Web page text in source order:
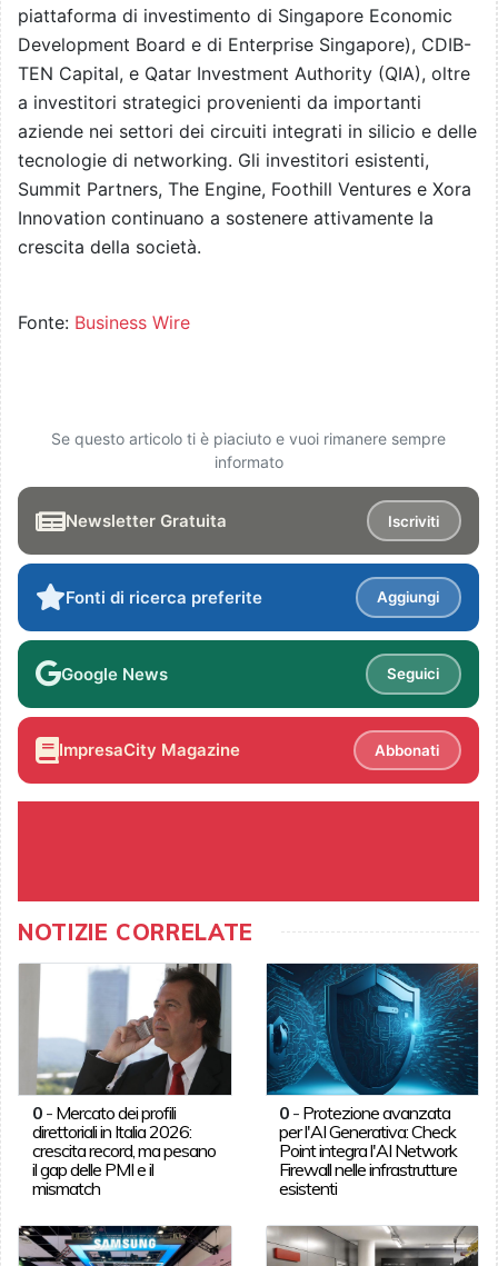
piattaforma di investimento di Singapore Economic
Development Board e di Enterprise Singapore), CDIB-
TEN Capital, e Qatar Investment Authority (QIA), oltre
a investitori strategici provenienti da importanti
aziende nei settori dei circuiti integrati in silicio e delle
tecnologie di networking. Gli investitori esistenti,
Summit Partners, The Engine, Foothill Ventures e Xora
Innovation continuano a sostenere attivamente la
crescita della società.
Fonte: Business Wire
Se questo articolo ti è piaciuto e vuoi rimanere sempre
informato
Newsletter Gratuita Iscriviti
Fonti di ricerca preferite Aggiungi
Google News Seguici
ImpresaCity Magazine Abbonati
NOTIZIE CORRELATE
0- Mercato dei profili
direttoriali in Italia 2026:
crescita record, ma pesano
il gap delle PMI e il
mismatch
0 - Protezione avanzata
per l'AI Generativa: Check
Point integra l'AI Network
Firewall nelle infrastrutture
esistenti